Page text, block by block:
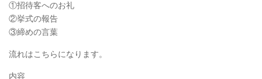
①招待客へのお礼
②挙式の報告
③締めの言葉
流れはこちらになります。
内容